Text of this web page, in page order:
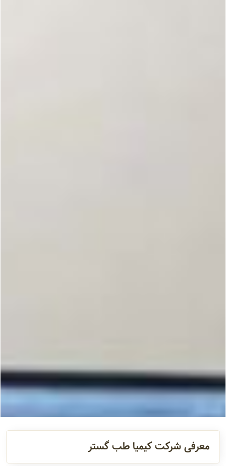
معرفی شرکت کیمیا طب گستر